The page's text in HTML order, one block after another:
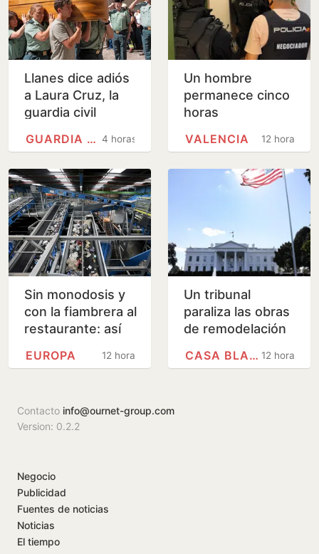
Llanes dice adiós
a Laura Cruz, la
guardia civil
expareja
4 horas
GUARDIA CIVIL
Un hombre
permanece cinco
horas
un piso de
12 horas
VALENCIA
Sin monodosis y
con la fiambrera al
restaurante: así
plásticos la nueva
12 horas
EUROPA
Un tribunal
paraliza las obras
de remodelación
ordenadas por12 horas
CASA BLANCA
Contacto info@ournet-group.com
Version: 0.2.2
Negocio
Publicidad
Fuentes de noticias
Noticias
El tiempo